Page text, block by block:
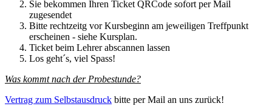
Sie bekommen Ihren Ticket QRCode sofort per Mail
zugesendet
Bitte rechtzeitg vor Kursbeginn am jeweiligen Treffpunkt
erscheinen - siehe Kursplan.
Ticket beim Lehrer abscannen lassen
Los geht´s, viel Spass!
Was kommt nach der Probestunde?
Vertrag zum Selbstausdruck bitte per Mail an uns zurück!